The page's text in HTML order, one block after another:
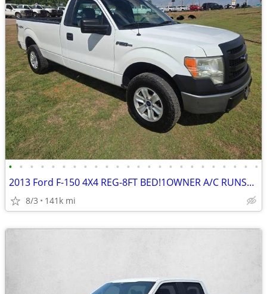
• • • • • • • • • • • • • • • • • • • • • • • •
2013 Ford F-150 4X4 REG-8FT BED!1OWNER A/C RUNS&DRIVES GREAT
8/3 141k mi